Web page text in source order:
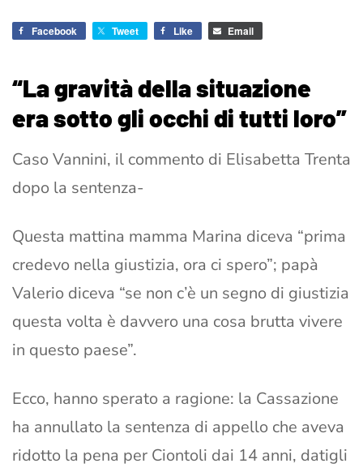
Facebook Tweet Like Email
“La gravità della situazione
era sotto gli occhi di tutti loro”
Caso Vannini, il commento di Elisabetta Trenta
dopo la sentenza-
Questa mattina mamma Marina diceva “prima
credevo nella giustizia, ora ci spero”; papà
Valerio diceva “se non c’è un segno di giustizia
questa volta è davvero una cosa brutta vivere
in questo paese”.
Ecco, hanno sperato a ragione: la Cassazione
ha annullato la sentenza di appello che aveva
ridotto la pena per Ciontoli dai 14 anni, datigli